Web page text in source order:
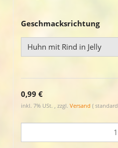
Geschmacksrichtung
Huhn mit Rind in Jelly
0,99 €
inkl. 7% USt. , zzgl. Versand (